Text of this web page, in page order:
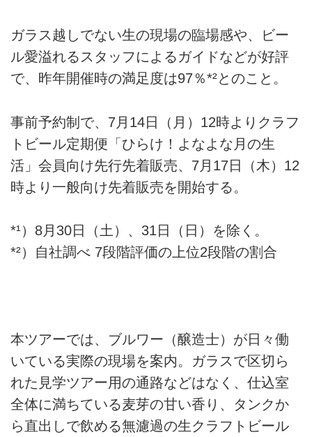
ガラス越しでない生の現場の臨場感や、ビー
ル愛溢れるスタッフによるガイドなどが好評
で、昨年開催時の満足度は97％*²とのこと。
事前予約制で、7月14日（月）12時よりクラフ
トビール定期便「ひらけ！よなよな月の生
活」会員向け先行先着販売、7月17日（木）12
時より一般向け先着販売を開始する。
*¹）8月30日（土）、31日（日）を除く。
*²）自社調べ 7段階評価の上位2段階の割合
本ツアーでは、ブルワー（醸造士）が日々働
いている実際の現場を案内。ガラスで区切ら
れた見学ツアー用の通路などはなく、仕込室
全体に満ちている麦芽の甘い香り、タンクか
ら直出しで飲める無濾過の生クラフトビール